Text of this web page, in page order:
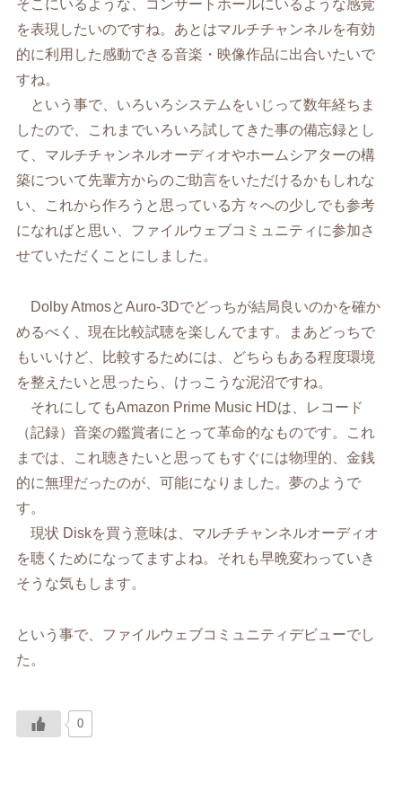
そこにいるような、コンサートホールにいるような感覚
を表現したいのですね。あとはマルチチャンネルを有効
的に利用した感動できる音楽・映像作品に出合いたいで
すね。
という事で、いろいろシステムをいじって数年経ちま
したので、これまでいろいろ試してきた事の備忘録とし
て、マルチチャンネルオーディオやホームシアターの構
築について先輩方からのご助言をいただけるかもしれな
い、これから作ろうと思っている方々への少しでも参考
になればと思い、ファイルウェブコミュニティに参加さ
せていただくことにしました。
Dolby AtmosとAuro-3Dでどっちが結局良いのかを確か
めるべく、現在比較試聴を楽しんでます。まあどっちで
もいいけど、比較するためには、どちらもある程度環境
を整えたいと思ったら、けっこうな泥沼ですね。
それにしてもAmazon Prime Music HDは、レコード
（記録）音楽の鑑賞者にとって革命的なものです。これ
までは、これ聴きたいと思ってもすぐには物理的、金銭
的に無理だったのが、可能になりました。夢のようで
す。
現状 Diskを買う意味は、マルチチャンネルオーディオ
を聴くためになってますよね。それも早晩変わっていき
そうな気もします。
という事で、ファイルウェブコミュニティデビューでし
た。
0